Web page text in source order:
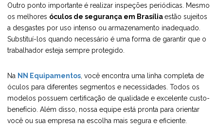
Outro ponto importante é realizar inspeções periódicas. Mesmo
os melhores óculos de segurança em Brasíliaestão sujeitos
a desgastes por uso intenso ou armazenamento inadequado.
Substituí-los quando necessário é uma forma de garantir que o
trabalhador esteja sempre protegido.
Na NN Equipamentos, você encontra uma linha completa de
óculos para diferentes segmentos e necessidades. Todos os
modelos possuem certificação de qualidade e excelente custo-
benefício. Além disso, nossa equipe está pronta para orientar
você ou sua empresa na escolha mais segura e eficiente.